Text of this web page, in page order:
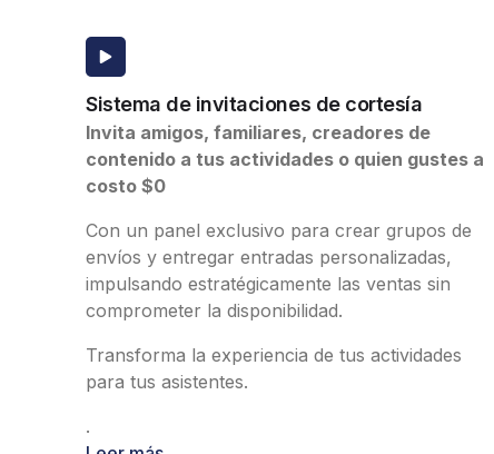
Sistema de invitaciones de cortesía
Invita amigos, familiares, creadores de
contenido a tus actividades o quien gustes a
costo $0
Con un panel exclusivo para crear grupos de
envíos y entregar entradas personalizadas,
impulsando estratégicamente las ventas sin
comprometer la disponibilidad.
Transforma la experiencia de tus actividades
para tus asistentes.
.